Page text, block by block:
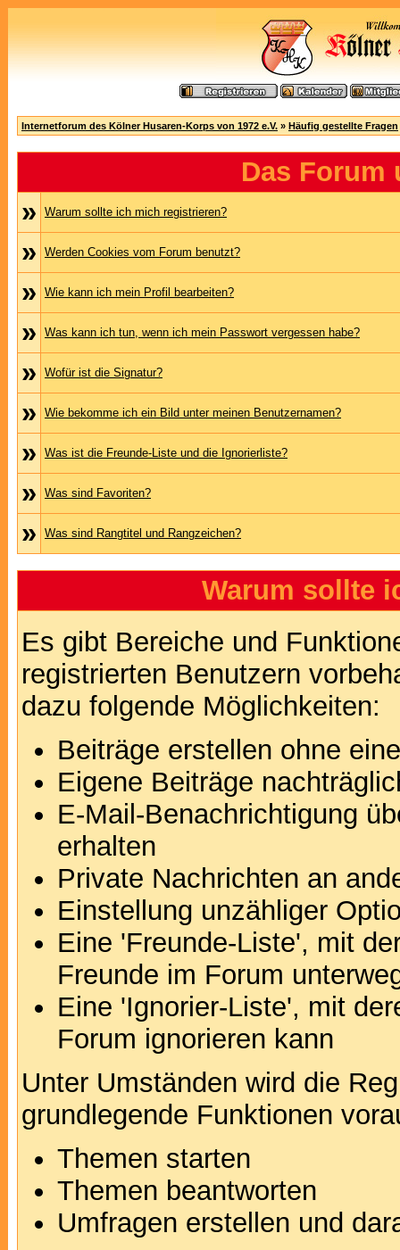
Internetforum des Kölner Husaren-Korps von 1972 e.V. » Häufig gestellte Fragen
Das Forum
»
Warum sollte ich mich registrieren?
» Werden Cookies vom Forum benutzt?
» Wie kann ich mein Profil bearbeiten?
» Was kann ich tun, wenn ich mein Passwort vergessen habe?
» Wofür ist die Signatur?
» Wie bekomme ich ein Bild unter meinen Benutzernamen?
» Was ist die Freunde-Liste und die Ignorierliste?
» Was sind Favoriten?
» Was sind Rangtitel und Rangzeichen?
Warum sollte
Es gibt Bereiche und
registrierten Benutzern
dazu folgende Möglichkeiten:
Beiträge erstellen ohne
Eigene Beiträge
E-Mail-Benachrichtigung
erhalten
Private Nachrichten an
Einstellung unzähliger
Eine 'Freunde-Liste', mit
Freunde im Forum
Eine 'Ignorier-Liste', mit
Forum ignorieren kann
Unter Umständen wird die
grundlegende Funktionen
Themen starten
Themen beantworten
Umfragen erstellen und